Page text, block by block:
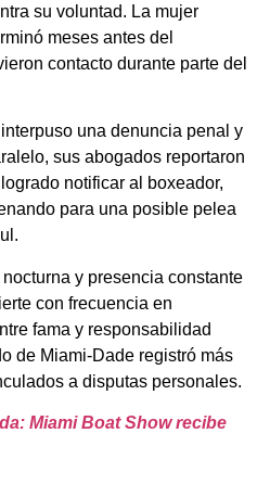
su voluntad. La mujer
meses antes del
contacto durante parte del
una denuncia penal y
sus abogados reportaron
notificar al boxeador,
para una posible pelea
y presencia constante
con frecuencia en
fama y responsabilidad
de Miami-Dade registró más
a disputas personales.
Miami Boat Show recibe